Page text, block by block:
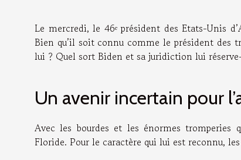
Le mercredi, le 46ᵉ président des Etats-Unis
Bien qu’il soit connu comme le président des
lui ? Quel sort Biden et sa juridiction lui
Un avenir incertain pour
Avec les bourdes et les énormes
Floride. Pour le caractère qui lui est reconnu,